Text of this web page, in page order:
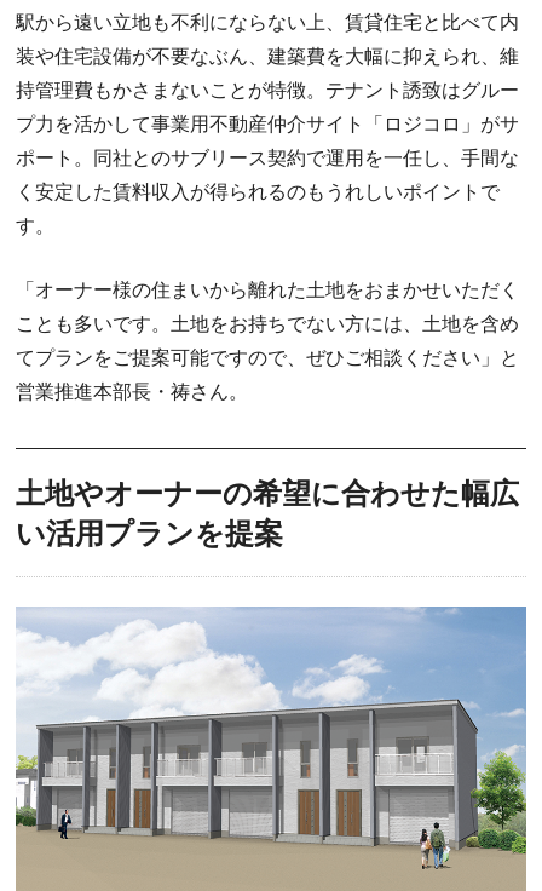
駅から遠い立地も不利にならない上、賃貸住宅と比べて内
装や住宅設備が不要なぶん、建築費を大幅に抑えられ、維
持管理費もかさまないことが特徴。テナント誘致はグルー
プ力を活かして事業用不動産仲介サイト「ロジコロ」がサ
ポート。同社とのサブリース契約で運用を一任し、手間な
く安定した賃料収入が得られるのもうれしいポイントで
す。
「オーナー様の住まいから離れた土地をおまかせいただく
ことも多いです。土地をお持ちでない方には、土地を含め
てプランをご提案可能ですので、ぜひご相談ください」と
営業推進本部長・祷さん。
土地やオーナーの希望に合わせた幅広
い活用プランを提案